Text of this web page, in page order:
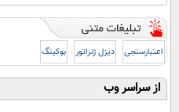
اعتبارسنجی دیزل ژنراتور بوکینگ
از سراسر وب